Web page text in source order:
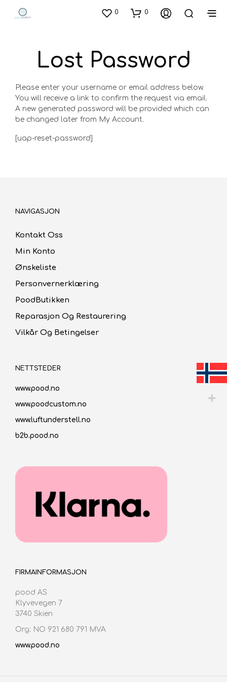
0 0
Lost Password
Please enter your username or email address below.
You will receive a link to confirm the request via email.
A new generated password will be provided which can
be changed later from My Account.
[uap-reset-password]
NAVIGASJON
Kontakt Oss
Min Konto
Ønskeliste
Personvernerklæring
PoodButikken
Reparasjon Og Restaurering
Vilkår Og Betingelser
NETTSTEDER
www.pood.no
www.poodcustom.no
www.luftunderstell.no
b2b.pood.no
FIRMAINFORMASJON
pood AS
Klyvevegen 7
3740 Skien
Org: NO 921 680 791 MVA
www.pood.no